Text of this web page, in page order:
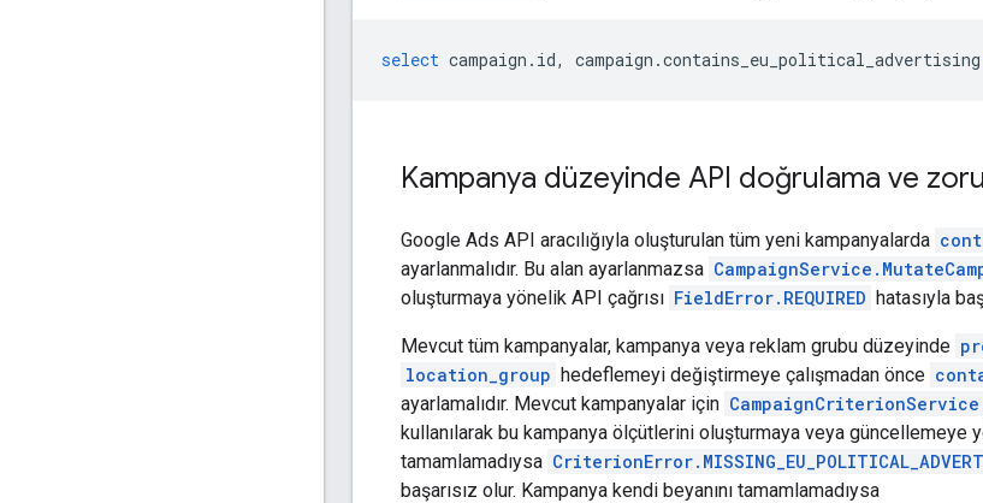
select campaign . id, campaign .contains_eu_political_advertising
Kampanya düzeyinde API doğrulama ve
Google Ads API aracılığıyla oluşturulan tüm yeni kampanyalarda
ayarlanmalıdır. Bu alan ayarlanmazsa
oluşturmaya yönelik API çağrısı FieldError.REQUIRED hatasıyla
Mevcut tüm kampanyalar, kampanya veya reklam grubu düzeyinde
location_group hedeflemeyi değiştirmeye çalışmadan önce
ayarlamalıdır. Mevcut kampanyalar için
kullanılarak bu kampanya ölçütlerini oluşturmaya veya güncellemeye
tamamlamadıysa
başarısız olur. Kampanya kendi beyanını tamamlamadıysa